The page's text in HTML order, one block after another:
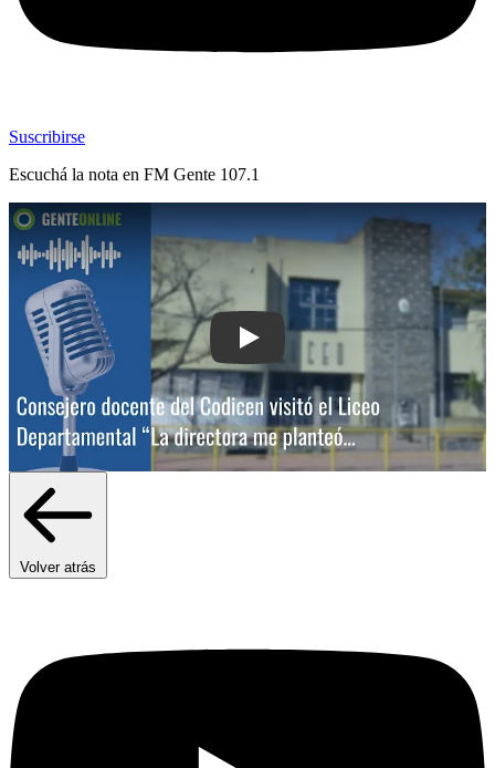
Suscribirse
Escuchá la nota en FM Gente 107.1
Play: Consejero docente del Codicen
Volver atrás